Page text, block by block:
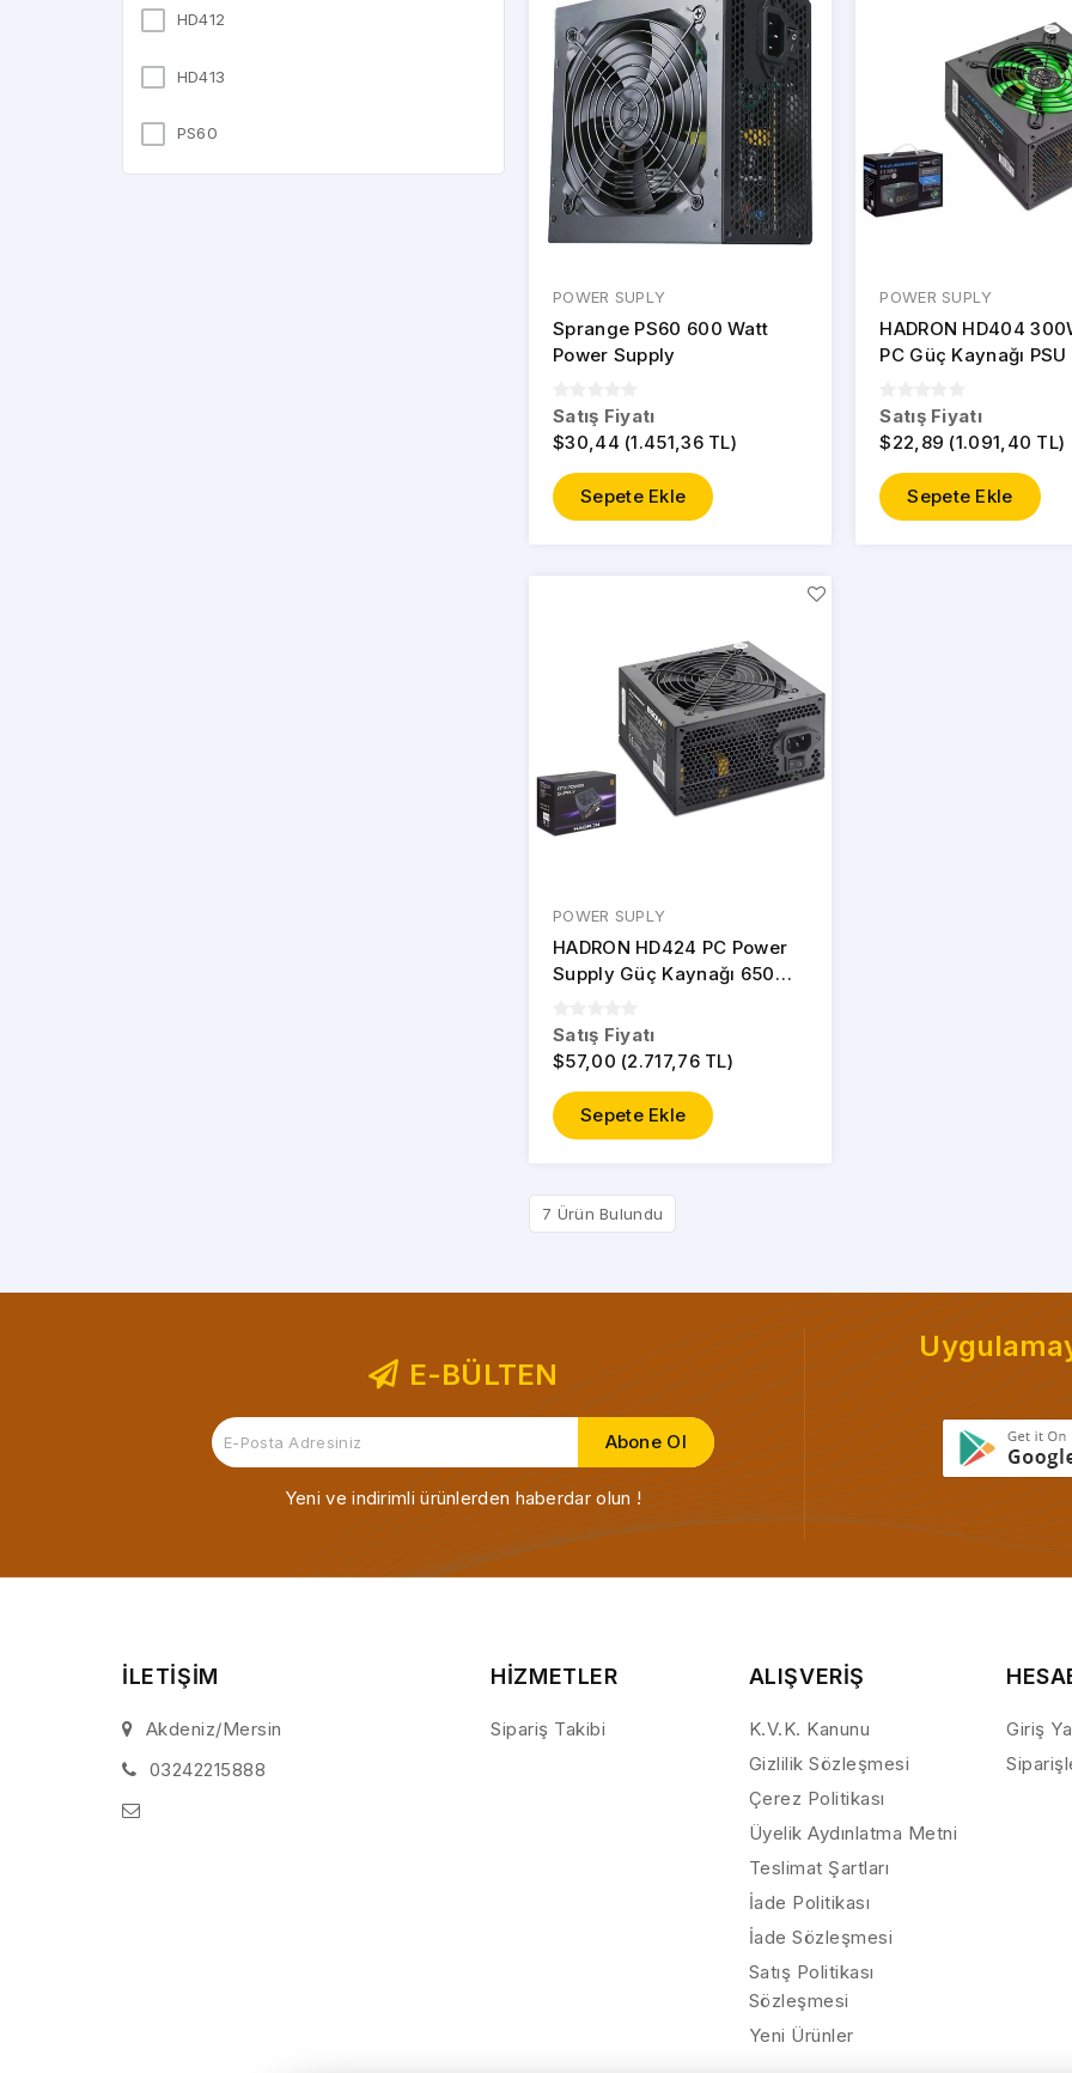
HD412
HD413
PS60
POWER SUPLY
Sprange PS60 600 Watt
Power Supply
Satış Fiyatı
$30,44 (1.451,36 TL)
Sepete Ekle
POWER SUPLY
HADRON HD404
PC Güç Kaynağı
Satış Fiyatı
$22,89 (1.091,40 TL)
Sepete Ekle
POWER SUPLY
HADRON HD424 PC Power
Supply Güç Kaynağı 650W
Satış Fiyatı
$57,00 (2.717,76 TL)
Sepete Ekle
7 Ürün Bulundu
E-BÜLTEN
Yeni ve indirimli ürünlerden haberdar olun !
İLETİŞİM
Akdeniz/Mersin
03242215888
HİZMETLER
Sipariş Takibi
ALIŞVERİŞ
K.V.K. Kanunu
Gizlilik Sözleşmesi
Çerez Politikası
Üyelik Aydınlatma Metni
Teslimat Şartları
İade Politikası
İade Sözleşmesi
Satış Politikası
Sözleşmesi
Yeni Ürünler
Giriş